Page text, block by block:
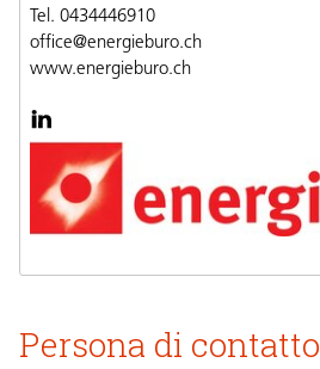
Tel. 0434446910
office@energieburo.ch
www.energieburo.ch
Persona di contatto